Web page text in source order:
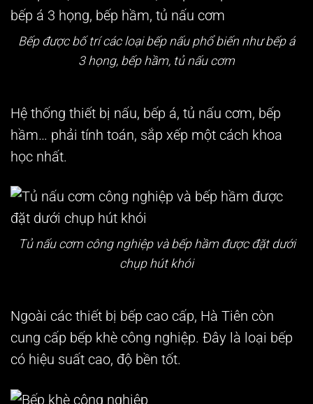
Bếp được bố trí các loại bếp nấu phổ biến như bếp á
3 họng, bếp hầm, tủ nấu cơm
Hệ thống thiết bị nấu, bếp á, tủ nấu cơm, bếp
hầm… phải tính toán, sắp xếp một cách khoa
học nhất.
Tủ nấu cơm công nghiệp và bếp hầm được đặt dưới
chụp hút khói
Ngoài các thiết bị bếp cao cấp, Hà Tiên còn
cung cấp bếp khè công nghiệp. Đây là loại bếp
có hiệu suất cao, độ bền tốt.